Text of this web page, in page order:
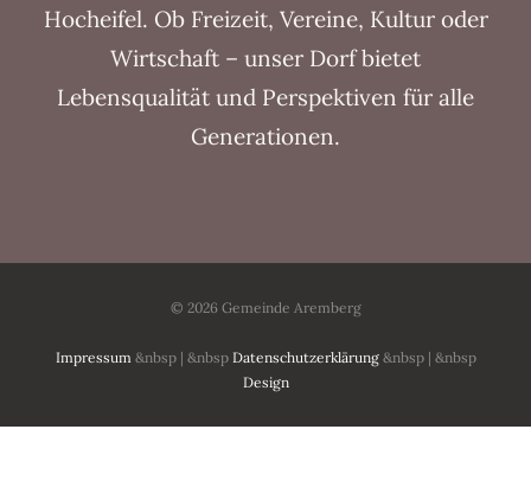
Hocheifel. Ob Freizeit, Vereine, Kultur oder
Wirtschaft – unser Dorf bietet
Lebensqualität und Perspektiven für alle
Generationen.
© 2026 Gemeinde Aremberg
Impressum&nbsp | &nbsp Datenschutzerklärung&nbsp | &nbsp
Design